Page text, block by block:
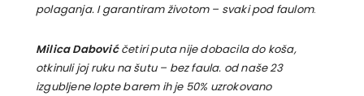
polaganja. I garantiram životom – svaki pod faulom.
Milica Dabovićčetiri puta nije dobacila do koša,
otkinuli joj ruku na šutu – bez faula. od naše 23
izgubljene lopte barem ih je 50% uzrokovano